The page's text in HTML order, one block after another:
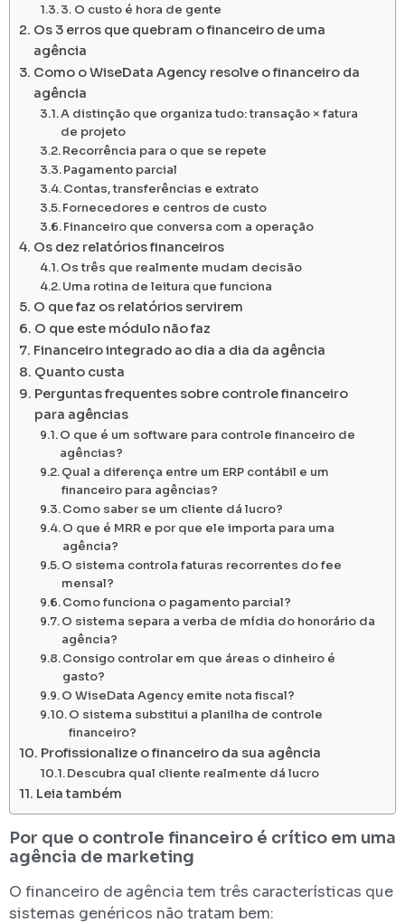
3. O custo é hora de gente
Os 3 erros que quebram o financeiro de uma
agência
Como o WiseData Agency resolve o financeiro da
agência
A distinção que organiza tudo: transação × fatura
de projeto
Recorrência para o que se repete
Pagamento parcial
Contas, transferências e extrato
Fornecedores e centros de custo
Financeiro que conversa com a operação
Os dez relatórios financeiros
Os três que realmente mudam decisão
Uma rotina de leitura que funciona
O que faz os relatórios servirem
O que este módulo não faz
Financeiro integrado ao dia a dia da agência
Quanto custa
Perguntas frequentes sobre controle financeiro
para agências
O que é um software para controle financeiro de
agências?
Qual a diferença entre um ERP contábil e um
financeiro para agências?
Como saber se um cliente dá lucro?
O que é MRR e por que ele importa para uma
agência?
O sistema controla faturas recorrentes do fee
mensal?
Como funciona o pagamento parcial?
O sistema separa a verba de mídia do honorário da
agência?
Consigo controlar em que áreas o dinheiro é
gasto?
O WiseData Agency emite nota fiscal?
O sistema substitui a planilha de controle
financeiro?
Profissionalize o financeiro da sua agência
Descubra qual cliente realmente dá lucro
Leia também
Por que o controle financeiro é crítico em uma
agência de marketing
O financeiro de agência tem três características que
sistemas genéricos não tratam bem: